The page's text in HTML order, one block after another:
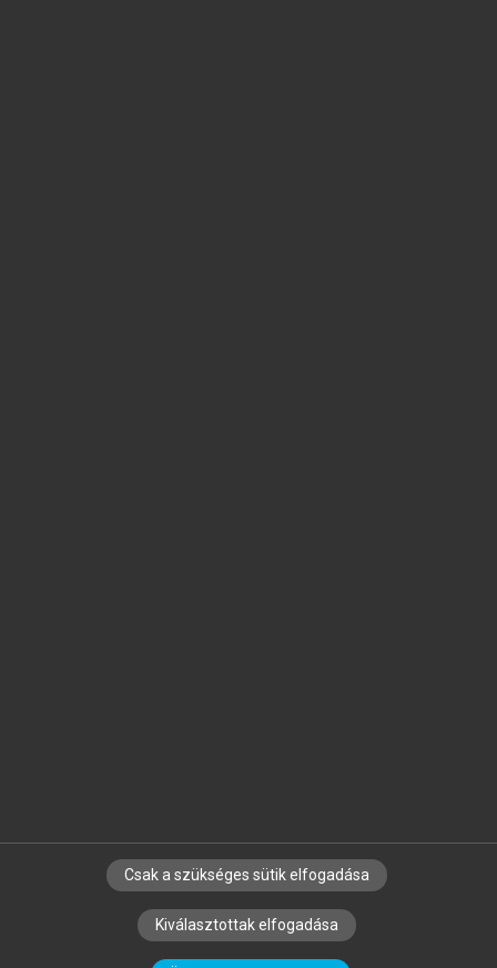
SZERZŐKNEK CÉGEKNEK KÖNYVTÁROSOKNAK
SZERKESZTÉSI ÉS LEKTORÁLÁSI ALAPELVEK
Csak a szükséges sütik elfogadása
Kiválasztottak elfogadása